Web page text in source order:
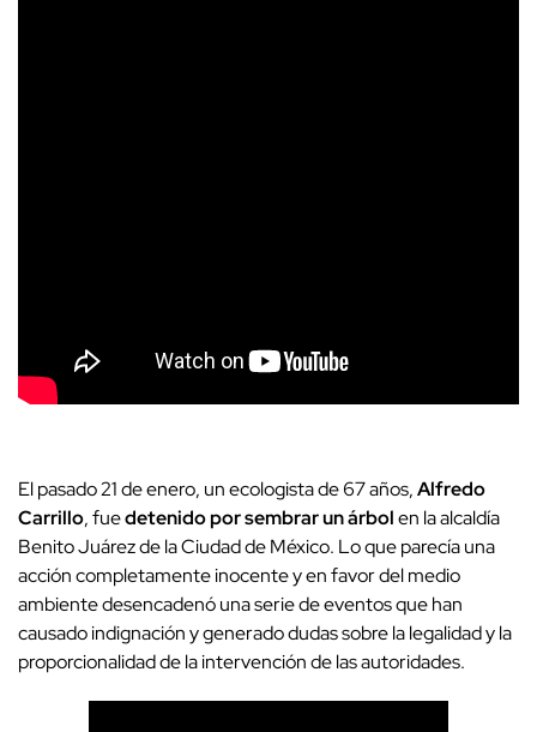
El pasado 21 de enero, un ecologista de 67 años,Alfredo
Carrillo, fuedetenido por sembrar un árbolen la alcaldía
Benito Juárez de la Ciudad de México. Lo que parecía una
acción completamente inocente y en favor del medio
ambiente desencadenó una serie de eventos que han
causado indignación y generado dudas sobre la legalidad y la
proporcionalidad de la intervención de las autoridades.